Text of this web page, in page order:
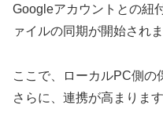
Googleアカウントとの紐
ァイルの同期が開始されま
ここで、ローカルPC側の
さらに、連携が高まります